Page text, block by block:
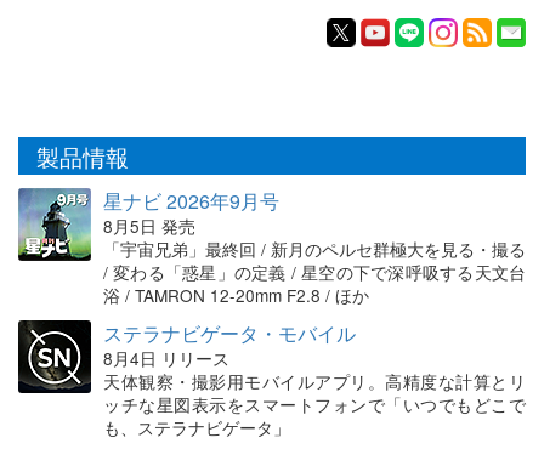
製品情報
星ナビ 2026年9月号
8月5日 発売
「宇宙兄弟」最終回 / 新月のペルセ群極大を見る・撮る
/ 変わる「惑星」の定義 / 星空の下で深呼吸する天文台
浴 / TAMRON 12-20mm F2.8 / ほか
ステラナビゲータ・モバイル
8月4日 リリース
天体観察・撮影用モバイルアプリ。高精度な計算とリ
ッチな星図表示をスマートフォンで「いつでもどこで
も、ステラナビゲータ」